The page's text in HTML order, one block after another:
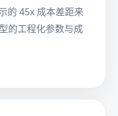
的 45x 成本差距来
的工程化参数与成